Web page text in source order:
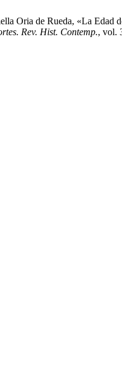
Oria de Rueda, «La
Rev. Hist. Contemp., vol.